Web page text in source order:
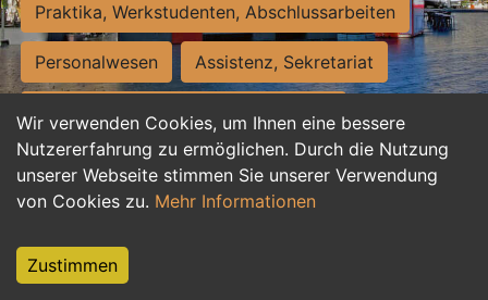
Wir verwenden Cookies, um Ihnen eine bessere
Nutzererfahrung zu ermöglichen. Durch die Nutzung
unserer Webseite stimmen Sie unserer Verwendung
von Cookies zu. Mehr Informationen
Zustimmen
Praktika, Werkstudenten, Abschlussarbeiten
Personalwesen Assistenz, Sekretariat
Hilfskräfte, Aushilfs- und Nebenjobs
Einkauf, Logistik, Materialwirtschaft
Weiterbildung, Studium, duale Ausbildung
Tourismus